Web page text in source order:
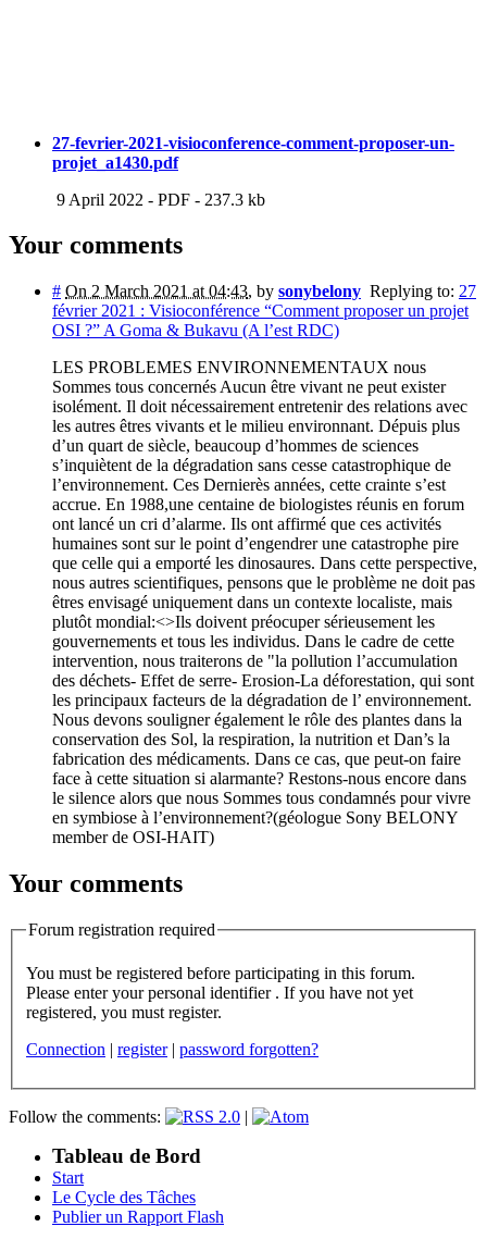
27-fevrier-2021-visioconference-comment-proposer-un-
projet_a1430.pdf
9 April 2022 - PDF - 237.3 kb
Your comments
# On 2 March 2021 at 04:43, by sonybelony Replying to: 27
février 2021 : Visioconférence “Comment proposer un projet
OSI ?” A Goma & Bukavu (A l’est RDC)
LES PROBLEMES ENVIRONNEMENTAUX nous
Sommes tous concernés Aucun être vivant ne peut exister
isolément. Il doit nécessairement entretenir des relations avec
les autres êtres vivants et le milieu environnant. Dépuis plus
d’un quart de siècle, beaucoup d’hommes de sciences
s’inquiètent de la dégradation sans cesse catastrophique de
l’environnement. Ces Dernierès années, cette crainte s’est
accrue. En 1988,une centaine de biologistes réunis en forum
ont lancé un cri d’alarme. Ils ont affirmé que ces activités
humaines sont sur le point d’engendrer une catastrophe pire
que celle qui a emporté les dinosaures. Dans cette perspective,
nous autres scientifiques, pensons que le problème ne doit pas
êtres envisagé uniquement dans un contexte localiste, mais
plutôt mondial:<>Ils doivent préocuper sérieusement les
gouvernements et tous les individus. Dans le cadre de cette
intervention, nous traiterons de "la pollution l’accumulation
des déchets- Effet de serre- Erosion-La déforestation, qui sont
les principaux facteurs de la dégradation de l’ environnement.
Nous devons souligner également le rôle des plantes dans la
conservation des Sol, la respiration, la nutrition et Dan’s la
fabrication des médicaments. Dans ce cas, que peut-on faire
face à cette situation si alarmante? Restons-nous encore dans
le silence alors que nous Sommes tous condamnés pour vivre
en symbiose à l’environnement?(géologue Sony BELONY
member de OSI-HAIT)
Your comments
Forum registration required
You must be registered before participating in this forum.
Please enter your personal identifier . If you have not yet
registered, you must register.
Connection | register | password forgotten?
Follow the comments: |
Tableau de Bord
Start
Le Cycle des Tâches
Publier un Rapport Flash